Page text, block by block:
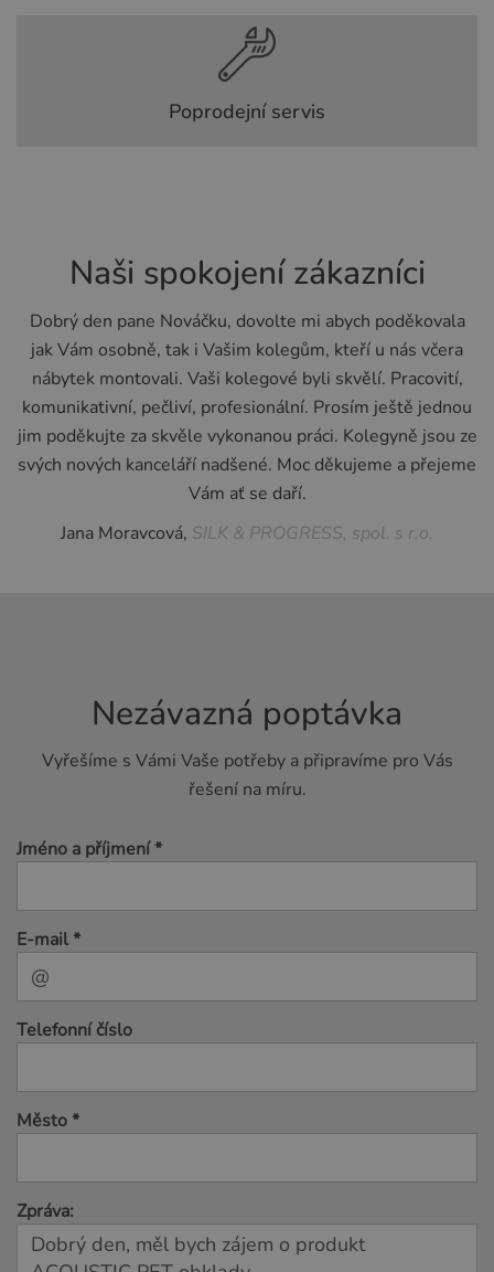
Poprodejní servis
Naši spokojení zákazníci
Dobrý den pane Nováčku, dovolte mi abych poděkovala
jak Vám osobně, tak i Vašim kolegům, kteří u nás včera
nábytek montovali. Vaši kolegové byli skvělí. Pracovití,
komunikativní, pečliví, profesionální. Prosím ještě jednou
jim poděkujte za skvěle vykonanou práci. Kolegyně jsou ze
svých nových kanceláří nadšené. Moc děkujeme a přejeme
Vám ať se daří.
Jana Moravcová, SILK & PROGRESS, spol. s r.o.
Nezávazná poptávka
Vyřešíme s Vámi Vaše potřeby a připravíme pro Vás
řešení na míru.
Jméno a příjmení *
E-mail *
Telefonní číslo
Město *
Zpráva: